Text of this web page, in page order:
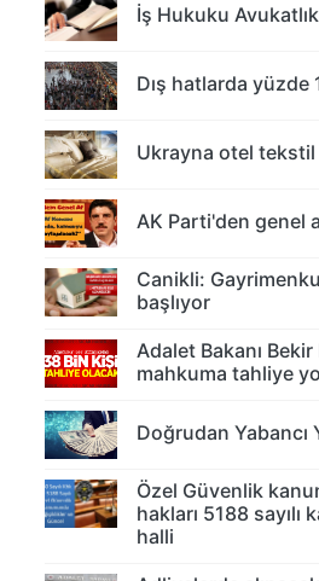
İş Hukuku
Dış hatlarda yüzde
Ukrayna otel
AK Parti'den genel
Canikli:
başlıyor
Adalet Bakanı
mahkuma tahliye
Doğrudan Yabancı
Özel Güvenlik
hakları 5188
halli